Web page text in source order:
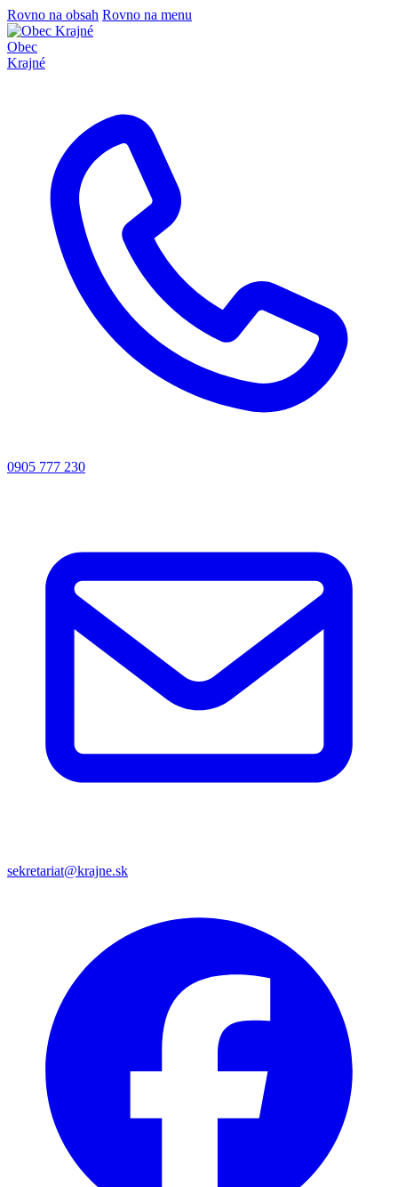
Rovno na obsah Rovno na menu
Obec
Krajné
0905 777 230
sekretariat@krajne.sk